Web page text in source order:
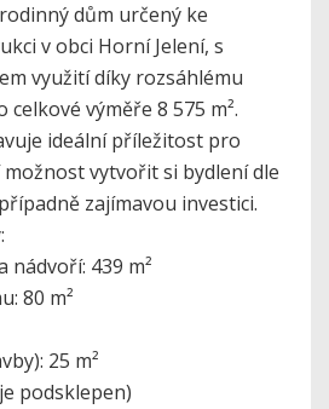
dům určený ke
v obci Horní Jelení, s
využití díky rozsáhlému
výměře 8 575 m².
ideální příležitost pro
vytvořit si bydlení dle
zajímavou investici.
nádvoří: 439 m²
80 m²
25 m²
podsklepen)